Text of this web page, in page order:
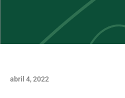
abril 4, 2022